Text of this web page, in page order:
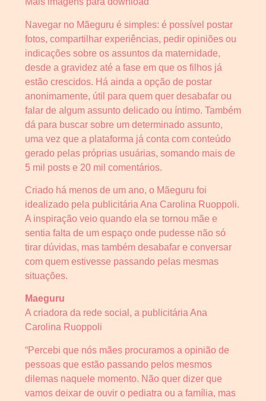
Navegar no Mãeguru é simples: é possível postar
fotos, compartilhar experiências, pedir opiniões ou
indicações sobre os assuntos da maternidade,
desde a gravidez até a fase em que os filhos já
estão crescidos. Há ainda a opção de postar
anonimamente, útil para quem quer desabafar ou
falar de algum assunto delicado ou íntimo. Também
dá para buscar sobre um determinado assunto,
uma vez que a plataforma já conta com conteúdo
gerado pelas próprias usuárias, somando mais de
5 mil posts e 20 mil comentários.
Criado há menos de um ano, o Mãeguru foi
idealizado pela publicitária Ana Carolina Ruoppoli.
A inspiração veio quando ela se tornou mãe e
sentia falta de um espaço onde pudesse não só
tirar dúvidas, mas também desabafar e conversar
com quem estivesse passando pelas mesmas
situações.
Maeguru
A criadora da rede social, a publicitária Ana
Carolina Ruoppoli
“Percebi que nós mães procuramos a opinião de
pessoas que estão passando pelos mesmos
dilemas naquele momento. Não quer dizer que
vamos deixar de ouvir o pediatra ou a família, mas